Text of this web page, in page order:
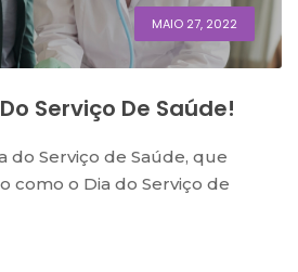
MAIO 27, 2022
Serviço De Saúde!
do Serviço de Saúde, que
como o Dia do Serviço de